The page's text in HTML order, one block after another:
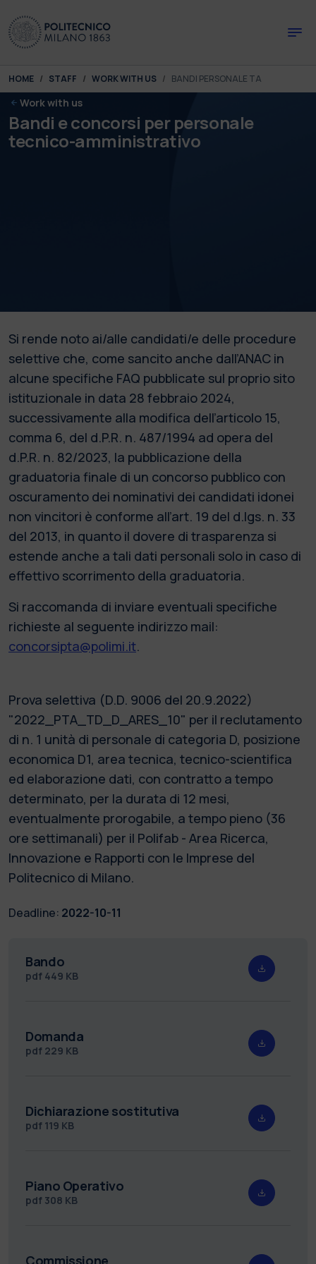
You are here:
HOME STAFF WORK WITH US BANDI PERSONALE TA
Work with us
Bandi e concorsi per personale
tecnico-amministrativo
Si rende noto ai/alle candidati/e delle procedure
selettive che, come sancito anche dall’ANAC in
alcune specifiche FAQ pubblicate sul proprio sito
istituzionale in data 28 febbraio 2024,
successivamente alla modifica dell’articolo 15,
comma 6, del d.P.R. n. 487/1994 ad opera del
d.P.R. n. 82/2023, la pubblicazione della
graduatoria finale di un concorso pubblico con
oscuramento dei nominativi dei candidati idonei
non vincitori è conforme all’art. 19 del d.lgs. n. 33
del 2013, in quanto il dovere di trasparenza si
estende anche a tali dati personali solo in caso di
effettivo scorrimento della graduatoria.
Si raccomanda di inviare eventuali specifiche
richieste al seguente indirizzo mail:
concorsipta@polimi.it.
Prova selettiva (D.D. 9006 del 20.9.2022)
"2022_PTA_TD_D_ARES_10" per il reclutamento
di n. 1 unità di personale di categoria D, posizione
economica D1, area tecnica, tecnico-scientifica
ed elaborazione dati, con contratto a tempo
determinato, per la durata di 12 mesi,
eventualmente prorogabile, a tempo pieno (36
ore settimanali) per il Polifab - Area Ricerca,
Innovazione e Rapporti con le Imprese del
Politecnico di Milano.
Deadline: 2022-10-11
Bando
pdf 449 KB
Domanda
pdf 229 KB
Dichiarazione sostitutiva
pdf 119 KB
Piano Operativo
pdf 308 KB
Commissione